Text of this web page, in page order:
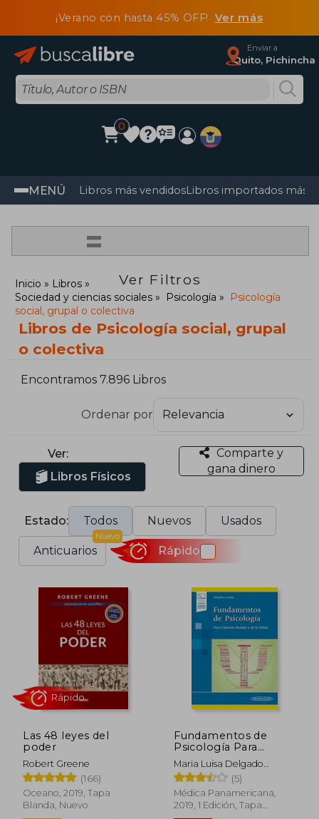
¡Verano con hasta 45% OFF! Ver más
Enviar a
Quito, Pichincha
0
MENÚ Libros más vendidosLibros importados más
=
Ver Filtros
Inicio
Libros
Sociedad y ciencias sociales
Psicología
Psicología
social, grupal o colectiva
Libros de Psicología social, grupal
o colectiva
Encontramos 7.896 Libros
Ordenar por
Ver:
Libros Físicos
Comparte y
gana dinero
Estado: Todos Nuevos Usados
Anticuarios
Nuevo
Rápido
Las 48 leyes del
poder
Robert Greene
(166)
Oceano, 2019, Tapa
Blanda, Nuevo
Rápido
Fundamentos de
Psicología Para
Ciencias Sociales y de
la Salud + Versión
Digital
Maria Luisa Delgado
Losada
(5)
Médica Panamericana,
2019, 1 Edición, Tapa